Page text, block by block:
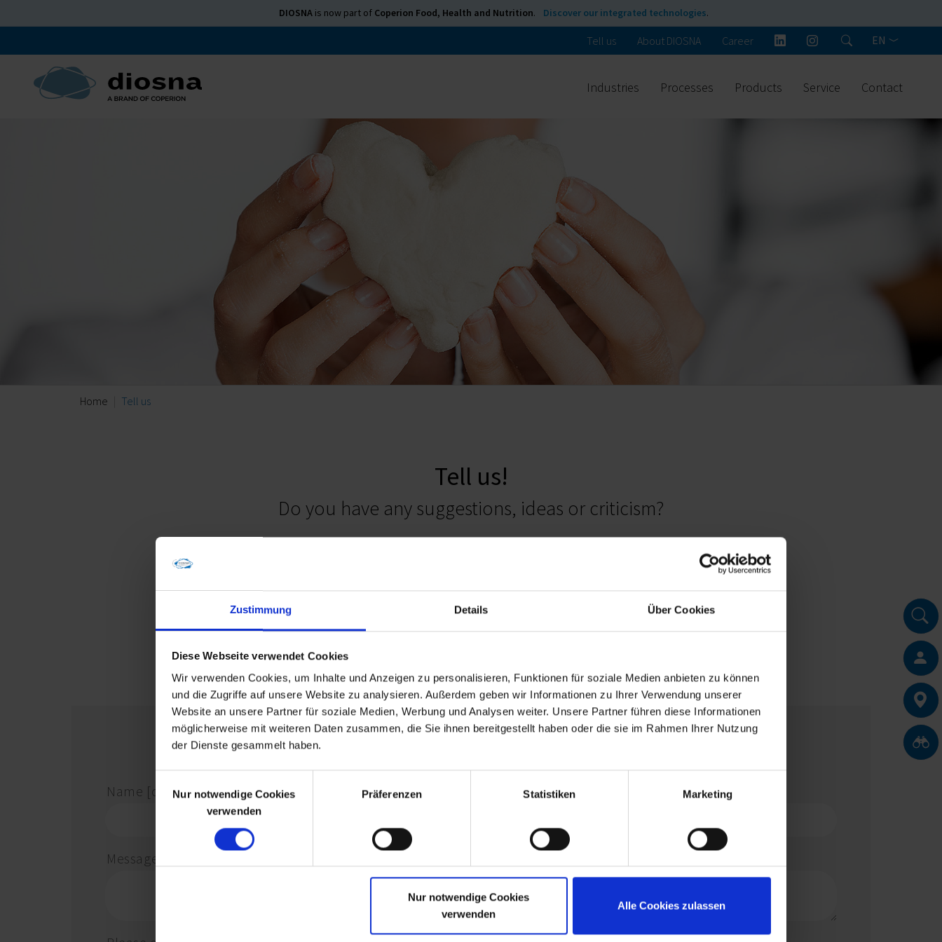
Zustimmung Details Über Cookies
Diese Webseite verwendet Cookies
Wir verwenden Cookies, um Inhalte und Anzeigen zu personalisieren, Funktionen für soziale Medien anbieten zu können
und die Zugriffe auf unsere Website zu analysieren. Außerdem geben wir Informationen zu Ihrer Verwendung unserer
Website an unsere Partner für soziale Medien, Werbung und Analysen weiter. Unsere Partner führen diese Informationen
möglicherweise mit weiteren Daten zusammen, die Sie ihnen bereitgestellt haben oder die sie im Rahmen Ihrer Nutzung
der Dienste gesammelt haben.
Nur notwendige Cookies
verwenden
Präferenzen Statistiken Marketing
Nur notwendige Cookies
verwenden
Alle Cookies zulassen
DIOSNAis now part of Coperion Food, Health and Nutrition. Discover our integrated technologies.
Tell us About DIOSNA Career EN
Industries Processes Products Service Contact
Home Tell us
Tell us!
Do you have any suggestions, ideas or criticism?
Tell-us is our anonymous platform for suggestions for improvements, compliance, customer feedback and other concerns.
If you would like us to respond, please include at least your email address. We are looking forward to your feedback!
Name [optional] Business e-mail [optional]
Message